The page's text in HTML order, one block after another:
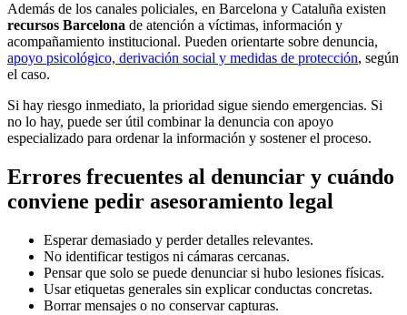
Además de los canales policiales, en Barcelona y Cataluña existen
recursos Barcelona de atención a víctimas, información y
acompañamiento institucional. Pueden orientarte sobre denuncia,
apoyo psicológico, derivación social y medidas de protección, según
el caso.
Si hay riesgo inmediato, la prioridad sigue siendo emergencias. Si
no lo hay, puede ser útil combinar la denuncia con apoyo
especializado para ordenar la información y sostener el proceso.
Errores frecuentes al denunciar y cuándo
conviene pedir asesoramiento legal
Esperar demasiado y perder detalles relevantes.
No identificar testigos ni cámaras cercanas.
Pensar que solo se puede denunciar si hubo lesiones físicas.
Usar etiquetas generales sin explicar conductas concretas.
Borrar mensajes o no conservar capturas.